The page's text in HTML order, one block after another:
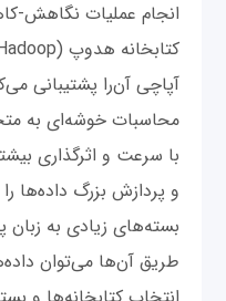
انجام عملیات نگاهش-
آپاچی آن‌را پشتیبانی
محاسبات خوشه‌ای به
با سرعت و اثرگذاری
و پردازش بزرگ داده‌ها
بسته‌های زیادی به زبان
طریق آن‌ها می‌توان